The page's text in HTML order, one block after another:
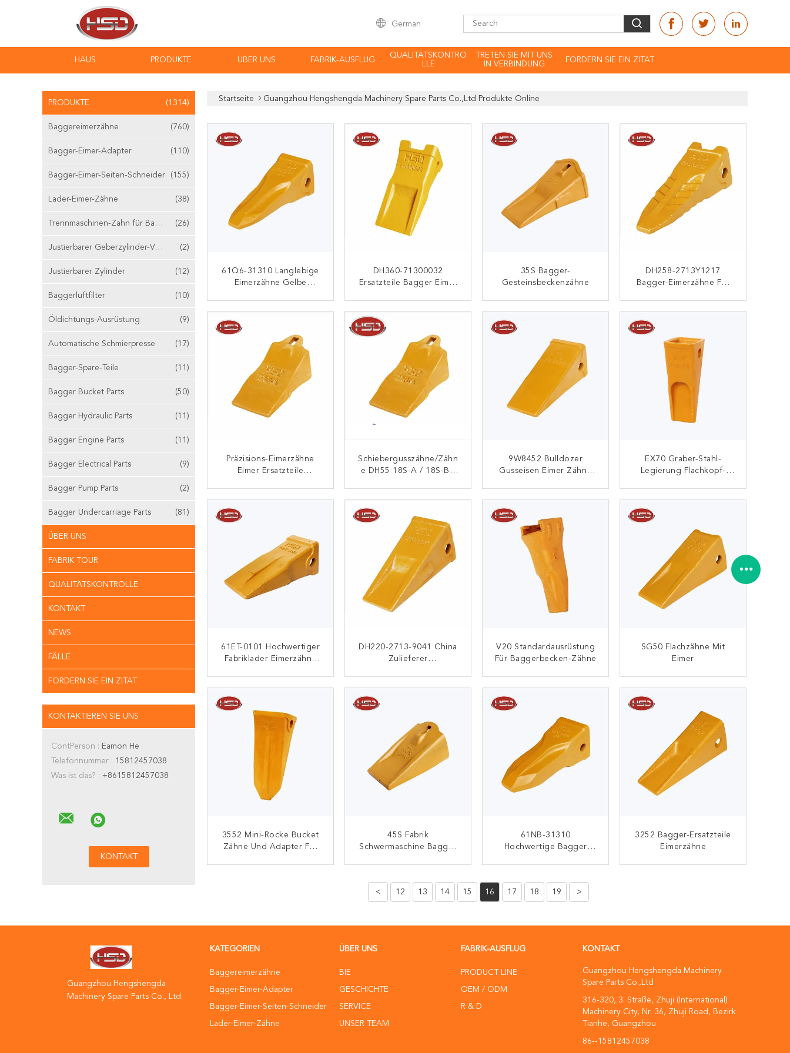
German
HAUS PRODUKTE ÜBER UNS FABRIK-AUSFLUG
QUALITÄTSKONTRO
LLE
TRETEN SIE MIT UNS
IN VERBINDUNG
FORDERN SIE EIN ZITAT
PRODUKTE (1314)
Baggereimerzähne (760)
Bagger-Eimer-Adapter (110)
Bagger-Eimer-Seiten-Schneider (155)
Lader-Eimer-Zähne (38)
Trennmaschinen-Zahn für Bagger (26)
Justierbarer Geberzylinder-Ventilstößel (2)
Justierbarer Zylinder (12)
Baggerluftfilter (10)
Öldichtungs-Ausrüstung (9)
Automatische Schmierpresse (17)
Bagger-Spare-Teile (11)
Bagger Bucket Parts (50)
Bagger Hydraulic Parts (11)
Bagger Engine Parts (11)
Bagger Electrical Parts (9)
Bagger Pump Parts (2)
Bagger Undercarriage Parts (81)
ÜBER UNS
FABRIK TOUR
QUALITÄTSKONTROLLE
KONTAKT
NEWS
FÄLLE
FORDERN SIE EIN ZITAT
KONTAKTIEREN SIE UNS
ContPerson : Eamon He
Telefonnummer : 15812457038
Was ist das? : +8615812457038
Startseite Guangzhou Hengshengda Machinery Spare Parts Co.,Ltd Produkte Online
61Q6-31310 Langlebige
Eimerzähne Gelbe
KONTAKT
DH360-71300032
Ersatzteile Bagger Eimer
KONTAKT
35S Bagger-
Gesteinsbeckenzähne
KONTAKT
DH258-2713Y1217
Bagger-Eimerzähne Für
KONTAKT
Präzisions-Eimerzähne
Eimer Ersatzteile
KONTAKT
Schiebergusszähne/Zähn
E DH55 18S-A / 18S-B /
KONTAKT
9W8452 Bulldozer
Gusseisen Eimer Zähne
KONTAKT
EX70 Graber-Stahl-
Legierung Flachkopf-
KONTAKT
61ET-0101 Hochwertiger
Fabriklader Eimerzähne
KONTAKT
DH220-2713-9041 China
Zulieferer
KONTAKT
V20 Standardausrüstung
Für Baggerbecken-Zähne
KONTAKT
SG50 Flachzähne Mit
Eimer
KONTAKT
3552 Mini-Rocke Bucket
Zähne Und Adapter Für
45S Fabrik
Schwermaschine Bagger
61NB-31310
Hochwertige Bagger
3252 Bagger-Ersatzteile
Eimerzähne
< 12 13 14 15 16 17 18 19 >
Guangzhou Hengshengda
Machinery Spare Parts Co., Ltd.
KATEGORIEN
Baggereimerzähne
Bagger-Eimer-Adapter
Bagger-Eimer-Seiten-Schneider
Lader-Eimer-Zähne
ÜBER UNS
BIE
GESCHICHTE
SERVICE
UNSER TEAM
FABRIK-AUSFLUG
PRODUCT LINE
OEM / ODM
R & D
KONTAKT
Guangzhou Hengshengda Machinery
Spare Parts Co.,Ltd
316-320, 3. Straße, Zhuji (International)
Machinery City, Nr. 36, Zhuji Road, Bezirk
Tianhe, Guangzhou
86--15812457038